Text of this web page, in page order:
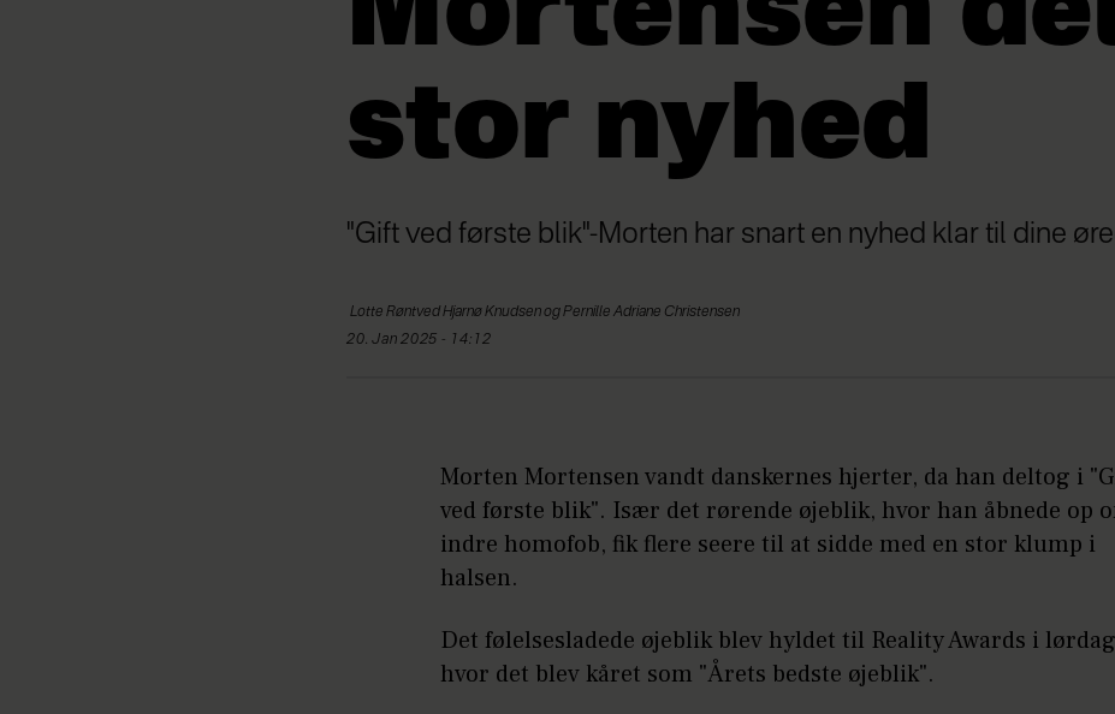
stor nyhed
"Gift ved første blik"-Morten har snart en nyhed klar til dine
Lotte Røntved HjarnøKnudsen og Pernille Adriane Christensen
20. Jan 2025 - 14:12
Morten Mortensen vandt danskernes hjerter, da han deltog i
ved første blik". Især det rørende øjeblik, hvor han åbnede op
indre homofob, fik flere seere til at sidde med en stor klump i
halsen.
Det følelsesladede øjeblik blev hyldet til Reality Awards i
hvor det blev kåret som "Årets bedste øjeblik".